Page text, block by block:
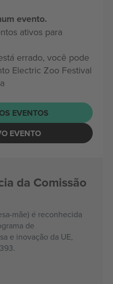
evento.
ativos para
errado, você pode
Electric Zoo Festival
EVENTOS
EVENTO
da Comissão
mãe) é reconhecida
de
e inovação da UE,